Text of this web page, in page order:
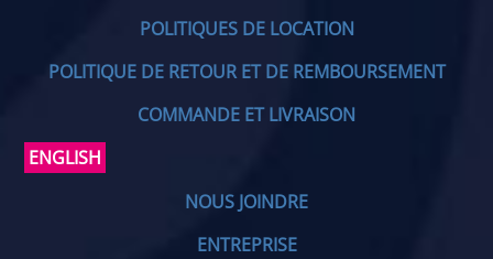
POLITIQUES DE LOCATION
POLITIQUE DE RETOUR ET DE REMBOURSEMENT
COMMANDE ET LIVRAISON
ENGLISH
NOUS JOINDRE
ENTREPRISE